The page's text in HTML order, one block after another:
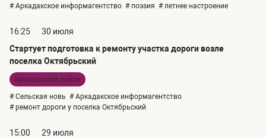
# Аркадакское информагентство # поэзия # летнее настроение
16:25
30 июля
Стартует подготовка к ремонту участка дороги возле
поселка Октябрьский
Аркадакский район
# Сельская новь # Аркадакское информагентство
# ремонт дороги у поселка Октябрьский
15:00
29 июля